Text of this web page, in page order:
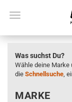
Was suchst Du?
Wähle deine Marke
die Schnellsuche,
MARKE
MARKE